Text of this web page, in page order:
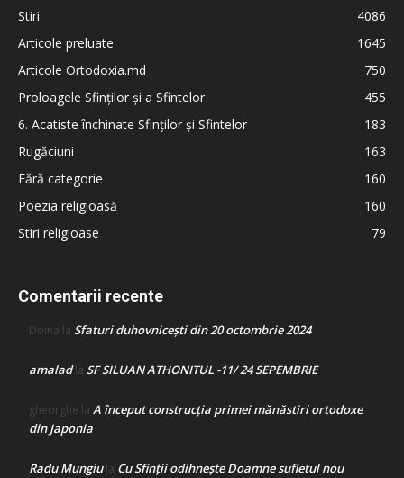
Stiri
4086
Articole preluate
1645
Articole Ortodoxia.md
750
Proloagele Sfinților și a Sfintelor
455
6. Acatiste închinate Sfinților și Sfintelor
183
Rugăciuni
163
Fără categorie
160
Poezia religioasă
160
Stiri religioase
79
Comentarii recente
Doina la Sfaturi duhovnicești din 20 octombrie 2024
amaladla SF SILUAN ATHONITUL -11/ 24 SEPEMBRIE
gheorghe la A început construcţia primei mănăstiri ortodoxe
din Japonia
Radu Mungiula Cu Sfinții odihnește Doamne sufletul nou